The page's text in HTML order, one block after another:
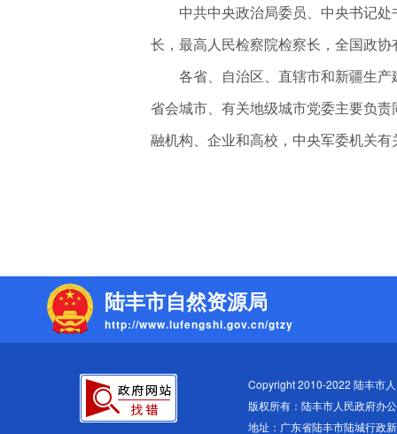
中共中央政治局委员、中央书记处
长，最高人民检察院检察长，全国政
各省、自治区、直辖市和新疆生产
省会城市、有关地级城市党委主要负
融机构、企业和高校，中央军委机关
陆丰市自然资源局
http://www.lufengshi.gov.cn/gtzy
Copyright 2010-2022 陆丰市
版权所有：陆丰市人民政府办
地址：广东省陆丰市陆城行政